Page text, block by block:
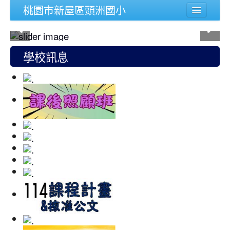
桃園市新屋區頭洲國小
學校簡介
行政組織
頭洲文件
公務連結
人事宣導專區
校內功能
登入
學校訊息